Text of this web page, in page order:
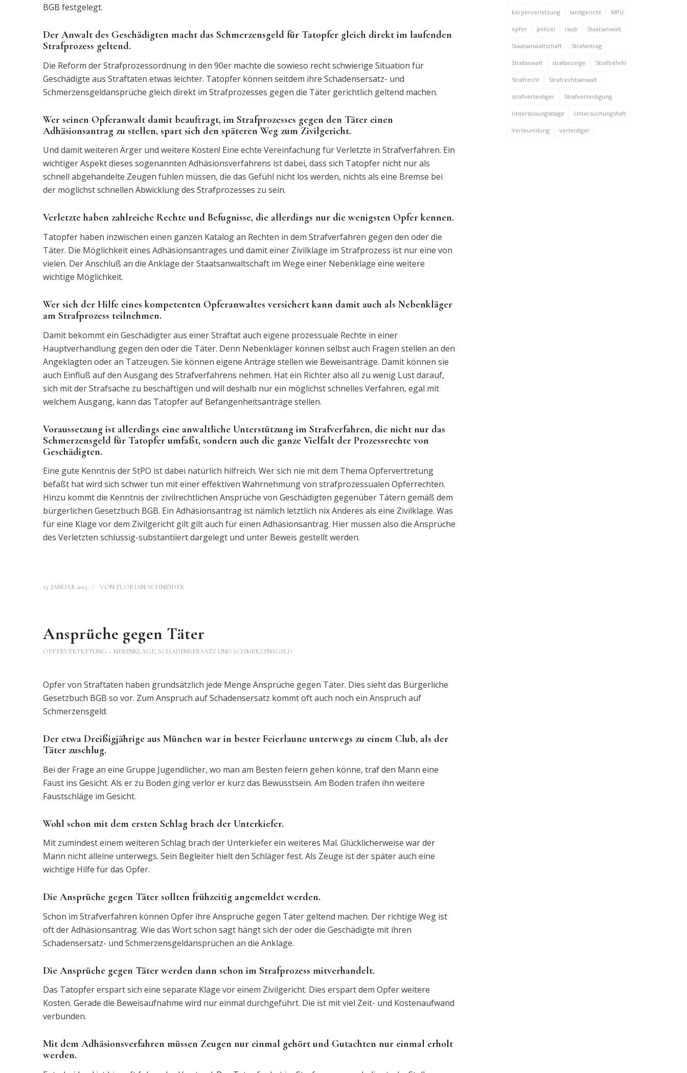
BGB festgelegt.
Der Anwalt des Geschädigten macht das Schmerzensgeld für Tatopfer gleich direkt im laufenden
Strafprozess geltend.
Die Reform der Strafprozessordnung in den 90er machte die sowieso recht schwierige Situation für
Geschädigte aus Straftaten etwas leichter. Tatopfer können seitdem ihre Schadensersatz- und
Schmerzensgeldansprüche gleich direkt im Strafprozesses gegen die Täter gerichtlich geltend machen.
Wer seinen Opferanwalt damit beauftragt, im Strafprozesses gegen den Täter einen
Adhäsionsantrag zu stellen, spart sich den späteren Weg zum Zivilgericht.
Und damit weiteren Ärger und weitere Kosten! Eine echte Vereinfachung für Verletzte in Strafverfahren. Ein
wichtiger Aspekt dieses sogenannten Adhäsionsverfahrens ist dabei, dass sich Tatopfer nicht nur als
schnell abgehandelte Zeugen fühlen müssen, die das Gefühl nicht los werden, nichts als eine Bremse bei
der möglichst schnellen Abwicklung des Strafprozesses zu sein.
Verletzte haben zahlreiche Rechte und Befugnisse, die allerdings nur die wenigsten Opfer kennen.
Tatopfer haben inzwischen einen ganzen Katalog an Rechten in dem Strafverfahren gegen den oder die
Täter. Die Möglichkeit eines Adhäsionsantrages und damit einer Zivilklage im Strafprozess ist nur eine von
vielen. Der Anschluß an die Anklage der Staatsanwaltschaft im Wege einer Nebenklage eine weitere
wichtige Möglichkeit.
Wer sich der Hilfe eines kompetenten Opferanwaltes versichert kann damit auch als Nebenkläger
am Strafprozess teilnehmen.
Damit bekommt ein Geschädigter aus einer Straftat auch eigene prozessuale Rechte in einer
Hauptverhandlung gegen den oder die Täter. Denn Nebenkläger können selbst auch Fragen stellen an den
Angeklagten oder an Tatzeugen. Sie können eigene Anträge stellen wie Beweisanträge. Damit können sie
auch Einfluß auf den Ausgang des Strafverfahrens nehmen. Hat ein Richter also all zu wenig Lust darauf,
sich mit der Strafsache zu beschäftigen und will deshalb nur ein möglichst schnelles Verfahren, egal mit
welchem Ausgang, kann das Tatopfer auf Befangenheitsanträge stellen.
Voraussetzung ist allerdings eine anwaltliche Unterstützung im Strafverfahren, die nicht nur das
Schmerzensgeld für Tatopfer umfaßt, sondern auch die ganze Vielfalt der Prozessrechte von
Geschädigten.
Eine gute Kenntnis der StPO ist dabei natürlich hilfreich. Wer sich nie mit dem Thema Opfervertretung
befaßt hat wird sich schwer tun mit einer effektiven Wahrnehmung von strafprozessualen Opferrechten.
Hinzu kommt die Kenntnis der zivilrechtlichen Ansprüche von Geschädigten gegenüber Tätern gemäß dem
bürgerlichen Gesetzbuch BGB. Ein Adhäsionsantrag ist nämlich letztlich nix Anderes als eine Zivilklage. Was
für eine Klage vor dem Zivilgericht gilt gilt auch für einen Adhäsionsantrag. Hier müssen also die Ansprüche
des Verletzten schlüssig-substantiiert dargelegt und unter Beweis gestellt werden.
13. JANUAR 2023 / VON FLORIAN SCHNEIDER
Ansprüche gegen Täter
OPFERVERTRETUNG – NEBENKLAGE, SCHADENSERSATZ UND SCHMERZENSGELD
Opfer von Straftaten haben grundsätzlich jede Menge Ansprüche gegen Täter. Dies sieht das Bürgerliche
Gesetzbuch BGB so vor. Zum Anspruch auf Schadensersatz kommt oft auch noch ein Anspruch auf
Schmerzensgeld.
Der etwa Dreißigjährige aus München war in bester Feierlaune unterwegs zu einem Club, als der
Täter zuschlug.
Bei der Frage an eine Gruppe Jugendlicher, wo man am Besten feiern gehen könne, traf den Mann eine
Faust ins Gesicht. Als er zu Boden ging verlor er kurz das Bewusstsein. Am Boden trafen ihn weitere
Faustschläge im Gesicht.
Wohl schon mit dem ersten Schlag brach der Unterkiefer.
Mit zumindest einem weiteren Schlag brach der Unterkiefer ein weiteres Mal. Glücklicherweise war der
Mann nicht alleine unterwegs. Sein Begleiter hielt den Schläger fest. Als Zeuge ist der später auch eine
wichtige Hilfe für das Opfer.
Die Ansprüche gegen Täter sollten frühzeitig angemeldet werden.
Schon im Strafverfahren können Opfer ihre Ansprüche gegen Täter geltend machen. Der richtige Weg ist
oft der Adhäsionsantrag. Wie das Wort schon sagt hängt sich der oder die Geschädigte mit ihren
Schadensersatz- und Schmerzensgeldansprüchen an die Anklage.
Die Ansprüche gegen Täter werden dann schon im Strafprozess mitverhandelt.
Das Tatopfer erspart sich eine separate Klage vor einem Zivilgericht. Dies erspart dem Opfer weitere
Kosten. Gerade die Beweisaufnahme wird nur einmal durchgeführt. Die ist mit viel Zeit- und Kostenaufwand
verbunden.
Mit dem Adhäsionsverfahren müssen Zeugen nur einmal gehört und Gutachten nur einmal erholt
werden.
körperverletzung landgericht MPU
opfer polizei raub Staatsanwalt
Staatsanwaltschaft Strafantrag
Strafanwalt strafanzeige Strafbefehl
Strafrecht Strafrechtsanwalt
strafverteidiger Strafverteidigung
Unterlassungsklage Untersuchungshaft
Verleumdung verteidiger